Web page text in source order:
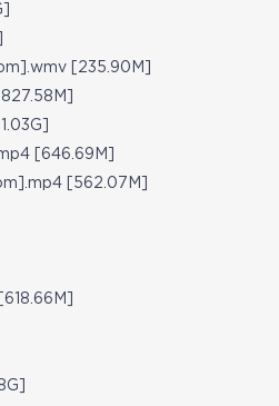
[235.90M]
[646.69M]
[562.07M]